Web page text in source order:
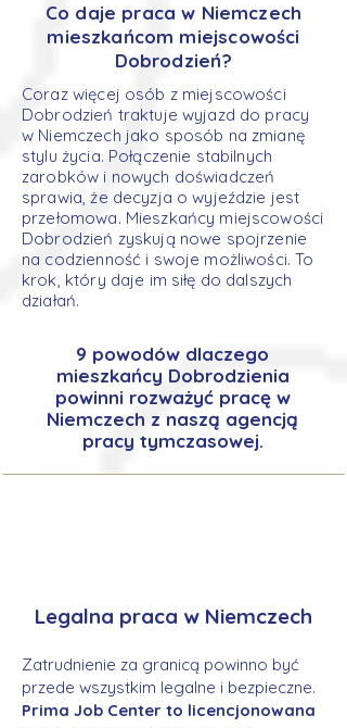
Co daje praca w Niemczech
mieszkańcom miejscowości
Dobrodzień?
Coraz więcej osób z miejscowości
Dobrodzień traktuje wyjazd do pracy
w Niemczech jako sposób na zmianę
stylu życia. Połączenie stabilnych
zarobków i nowych doświadczeń
sprawia, że decyzja o wyjeździe jest
przełomowa. Mieszkańcy miejscowości
Dobrodzień zyskują nowe spojrzenie
na codzienność i swoje możliwości. To
krok, który daje im siłę do dalszych
działań.
9 powodów dlaczego
mieszkańcy Dobrodzienia
powinni rozważyć pracę w
Niemczech z naszą agencją
pracy tymczasowej.
Legalna praca w Niemczech
Zatrudnienie za granicą powinno być
przede wszystkim legalne i bezpieczne.
Prima Job Center to licencjonowana